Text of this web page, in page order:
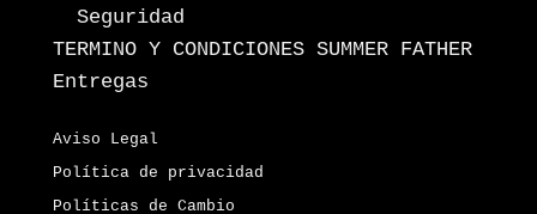
Seguridad
TERMINO Y CONDICIONES SUMMER FATHER
Entregas
Aviso Legal
Política de privacidad
Políticas de Cambio